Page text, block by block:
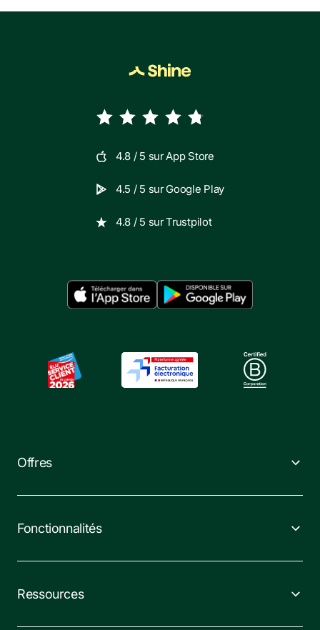
4.8 / 5 surApp Store
4.5 / 5 surGoogle Play
4.8 / 5 surTrustpilot
Offres
Fonctionnalités
Ressources